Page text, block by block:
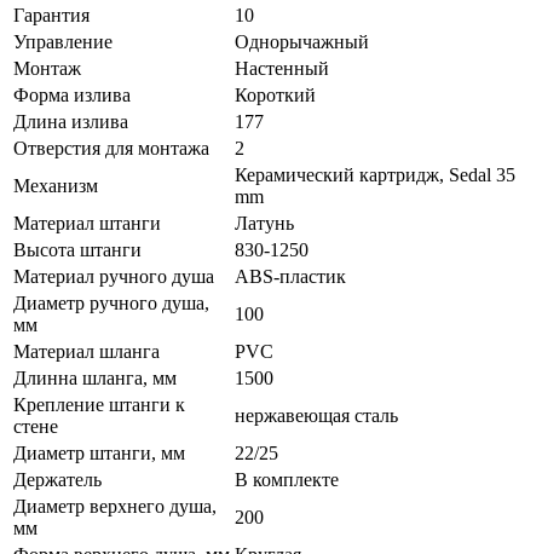
Гарантия
10
Управление
Однорычажный
Монтаж
Настенный
Форма излива
Короткий
Длина излива
177
Отверстия для монтажа
2
Механизм
Керамический картридж, Sedal 35
mm
Материал штанги
Латунь
Высота штанги
830-1250
Материал ручного душа
ABS-пластик
Диаметр ручного душа,
мм
100
Материал шланга
PVC
Длинна шланга, мм
1500
Крепление штанги к
стене
нержавеющая сталь
Диаметр штанги, мм
22/25
Держатель
В комплекте
Диаметр верхнего душа,
мм
200